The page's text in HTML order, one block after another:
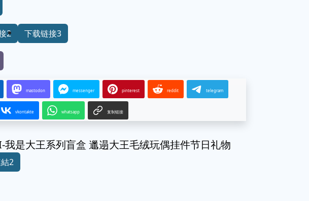
2 下载链接3
mastodon messenger pinterest reddit telegram
vkontakte whatsapp 复制链接
我是大王系列盲盒 邋遢大王毛绒玩偶挂件节日礼物
2